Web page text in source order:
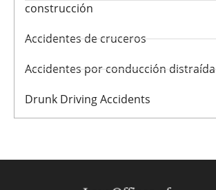
construcción
Accidentes de cruceros
Accidentes por conducción distraída
Drunk Driving Accidents